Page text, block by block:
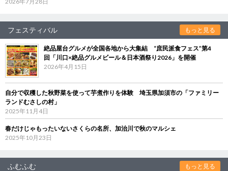
フェスティバル もっと見る
絶品屋台グルメが全国各地から大集結 “庶民派食フェス”第4
回「川口×絶品グルメビール＆日本酒祭り2026」を開催
2026年4月15日
自分で収穫した秋野菜を使って芋煮作りを体験 埼玉県加須市の「ファミリー
ランドむさしの村」
2025年11月4日
春だけじゃもったいないさくらの名所、加治川で秋のマルシェ
2025年10月23日
ふむふむ もっと見る